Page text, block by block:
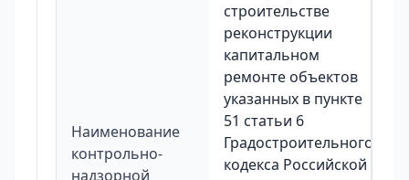
Наименование
контрольно-
надзорной
строительстве
реконструкции
капитальном
ремонте объектов
указанных в пункте
51 статьи 6
Градостроительного
кодекса Российской